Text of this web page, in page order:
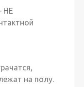
НЕ
на полу.